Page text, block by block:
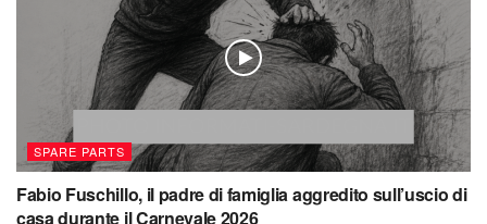
SPARE PARTS
Fabio Fuschillo, il padre di famiglia aggredito sull’uscio di
casa durante il Carnevale 2026